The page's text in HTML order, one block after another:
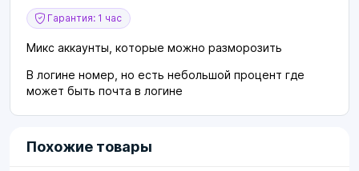
Гарантия: 1 час
Микс аккаунты, которые можно разморозить
В логине номер, но есть небольшой процент где
может быть почта в логине
Похожие товары